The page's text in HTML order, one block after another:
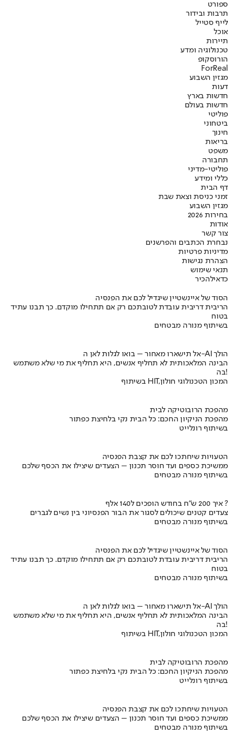
ספורט
תרבות ובידור
לייף סטייל
אוכל
תיירות
טכנולוגיה ומדע
הורוסקופ
ForReal
מגזין השבוע
דעות
חדשות בארץ
חדשות בעולם
פוליטי
ביטחוני
חינוך
בריאות
משפט
תחבורה
פוליטי-מדיני
כללי ומידע
דף הבית
זמני כניסת וצאת שבת
מגזין השבוע
בחירות 2026
אודות
צור קשר
נבחרת הכתבים והפרשנים
מדיניות פרטיות
הצהרת נגישות
תנאי שימוש
כדאילהכיר
הסוד של איינשטיין שיגדיל לכם את הפנסיה
הריבית דריבית עובדת לטובתכם רק אם תתחילו מוקדם. כך תבנו עתיד
בטוח
בשיתוף מנורה מבטחים
אל תישארו מאחור – בואו לגלות לאן ה-AI הולך
הבינה המלאכותית לא תחליף אנשים, היא תחליף את מי שלא משתמש
בה!
בשיתוף HIT,המכון הטכנולוגי חולון
מהפכת הרובוטיקה לבית
מהפכת הניקיון החכם: כל הבית נקי בלחיצת כפתור
בשיתוף רונלייט
הטעויות שיחתכו לכם את קצבת הפנסיה
ממשיכת כספים ועד חוסר תכנון – הצעדים שיצילו את הכסף שלכם
בשיתוף מנורה מבטחים
איך 200 ש"ח בחודש הופכים ל140 אלף ?
צעדים קטנים שיכולים לסגור את הבור הפנסיוני בין נשים לגברים
בשיתוף מנורה מבטחים
הסוד של איינשטיין שיגדיל לכם את הפנסיה
הריבית דריבית עובדת לטובתכם רק אם תתחילו מוקדם. כך תבנו עתיד
בטוח
בשיתוף מנורה מבטחים
אל תישארו מאחור – בואו לגלות לאן ה-AI הולך
הבינה המלאכותית לא תחליף אנשים, היא תחליף את מי שלא משתמש
בה!
בשיתוף HIT,המכון הטכנולוגי חולון
מהפכת הרובוטיקה לבית
מהפכת הניקיון החכם: כל הבית נקי בלחיצת כפתור
בשיתוף רונלייט
הטעויות שיחתכו לכם את קצבת הפנסיה
ממשיכת כספים ועד חוסר תכנון – הצעדים שיצילו את הכסף שלכם
בשיתוף מנורה מבטחים